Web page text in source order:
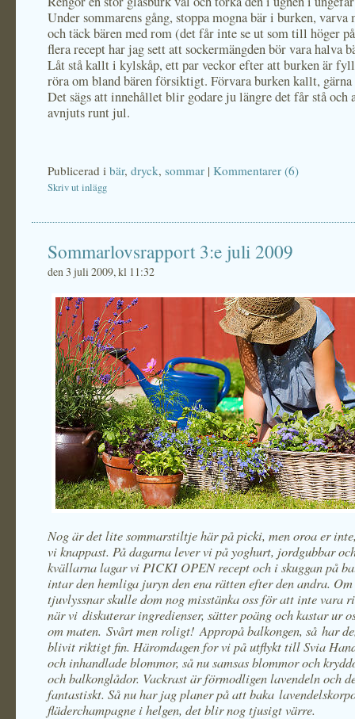
Under sommarens gång, stoppa mogna bär i burken, varva
och täck bären med rom (det får inte se ut som till höger
flera recept har jag sett att sockermängden bör vara halva
Låt stå kallt i kylskåp, ett par veckor efter att burken är
röra om bland bären försiktigt. Förvara burken kallt,
Det sägs att innehållet blir godare ju längre det får stå och
avnjuts runt jul.
Publicerad i bär, dryck, sommar | Kommentarer (6)
Skriv ut inlägg
Sommarlovsrapport 3:e juli 2009
den 3 juli 2009, kl 11:32
Nog är det lite sommarstiltje här på picki, men oroa er
vi knappast. På dagarna lever vi på yoghurt, jordgubbar
kvällarna lagar vi PICKI OPEN recept och i skuggan på
intar den hemliga juryn den ena rätten efter den andra.
tjuvlyssnar skulle dom nog misstänka oss för att inte vara
när vi diskuterar ingredienser, sätter poäng och kastar ur
om maten. Svårt men roligt! Appropå balkongen, så har
blivit riktigt fin. Häromdagen for vi på utflykt till Svia
och inhandlade blommor, så nu samsas blommor och
och balkonglådor. Vackrast är förmodligen lavendeln och
fantastiskt. Så nu har jag planer på att baka
fläderchampagne i helgen, det blir nog tjusigt värre.